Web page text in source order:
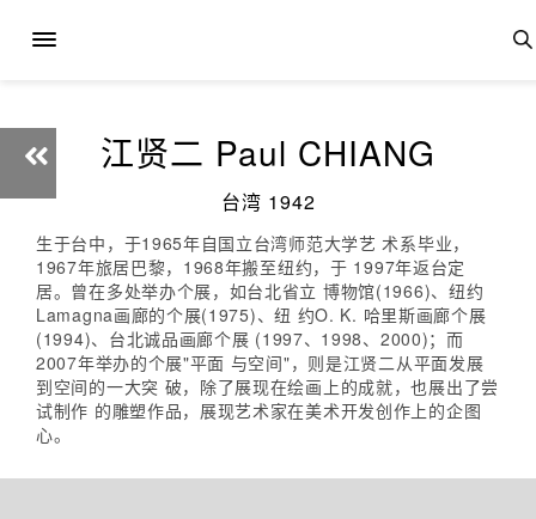
江贤二 Paul CHIANG
台湾 1942
生于台中，于1965年自国立台湾师范大学艺 术系毕业，
1967年旅居巴黎，1968年搬至纽约，于 1997年返台定
居。曾在多处举办个展，如台北省立 博物馆(1966)、纽约
Lamagna画廊的个展(1975)、纽 约O. K. 哈里斯画廊个展
(1994)、台北诚品画廊个展 (1997、1998、2000)；而
2007年举办的个展"平面 与空间"，则是江贤二从平面发展
到空间的一大突 破，除了展现在绘画上的成就，也展出了尝
试制作 的雕塑作品，展现艺术家在美术开发创作上的企图
心。